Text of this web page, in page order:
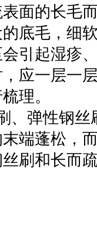
面的长毛
的底毛，细
引起湿疹
应一层一
理。
、弹性钢
端蓬松，
刷和长而